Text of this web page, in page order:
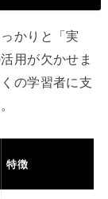
かりと「実
用が欠かせま
の学習者に支
特徴